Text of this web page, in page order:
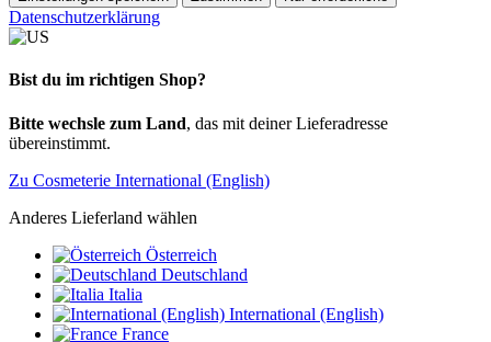
Datenschutzerklärung
Bist du im richtigen Shop?
Bitte wechsle zum Land, das mit deiner Lieferadresse
übereinstimmt.
Zu Cosmeterie International (English)
Anderes Lieferland wählen
Österreich
Deutschland
Italia
International (English)
France